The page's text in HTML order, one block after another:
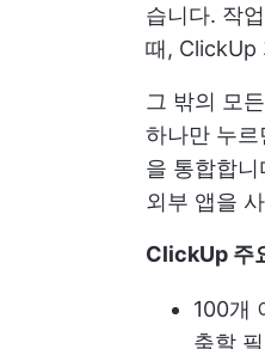
습니다. 작
때, ClickUp
그 밖의 모
하나만 누
을 통합합니
외부 앱을
ClickUp 주
100개
축할